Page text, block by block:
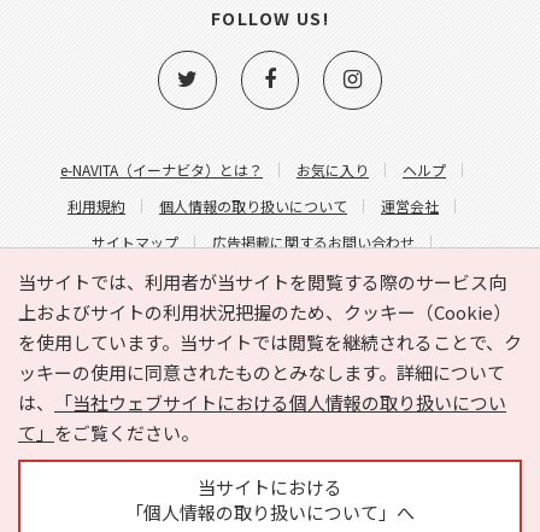
当サイトでは、利用者が当サイトを閲覧する際のサービス向
上およびサイトの利用状況把握のため、クッキー（Cookie）
を使用しています。当サイトでは閲覧を継続されることで、ク
ッキーの使用に同意されたものとみなします。詳細について
は、
「当社ウェブサイトにおける個人情報の取り扱いについ
て」 をご覧ください。
当サイトにおける
「個人情報の取り扱いについて」へ
e-NAVITA（イーナビタ）とは？ お気に入り
ヘルプ
利用規約
個人情報の取り扱いについて
運営会社
サイトマップ
広告掲載に関するお問い合わせ
サイトの内容に関するお問い合わせ
FOLLOW US!
Copyright © HYOJITO.Co.,Ltd. All Rights Reserved.